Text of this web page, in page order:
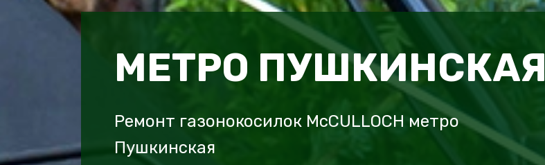
МЕТРО ПУШКИНСКАЯ
Ремонт газонокосилок McCULLOCH метро
Пушкинская